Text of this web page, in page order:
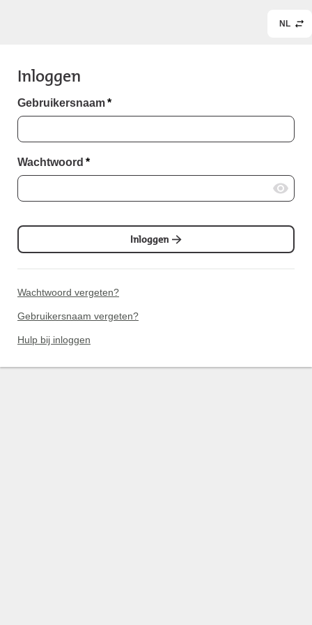
NL
Inloggen
Gebruikersnaam*
Wachtwoord *
Inloggen
Wachtwoord vergeten?
Gebruikersnaam vergeten?
Hulp bij inloggen